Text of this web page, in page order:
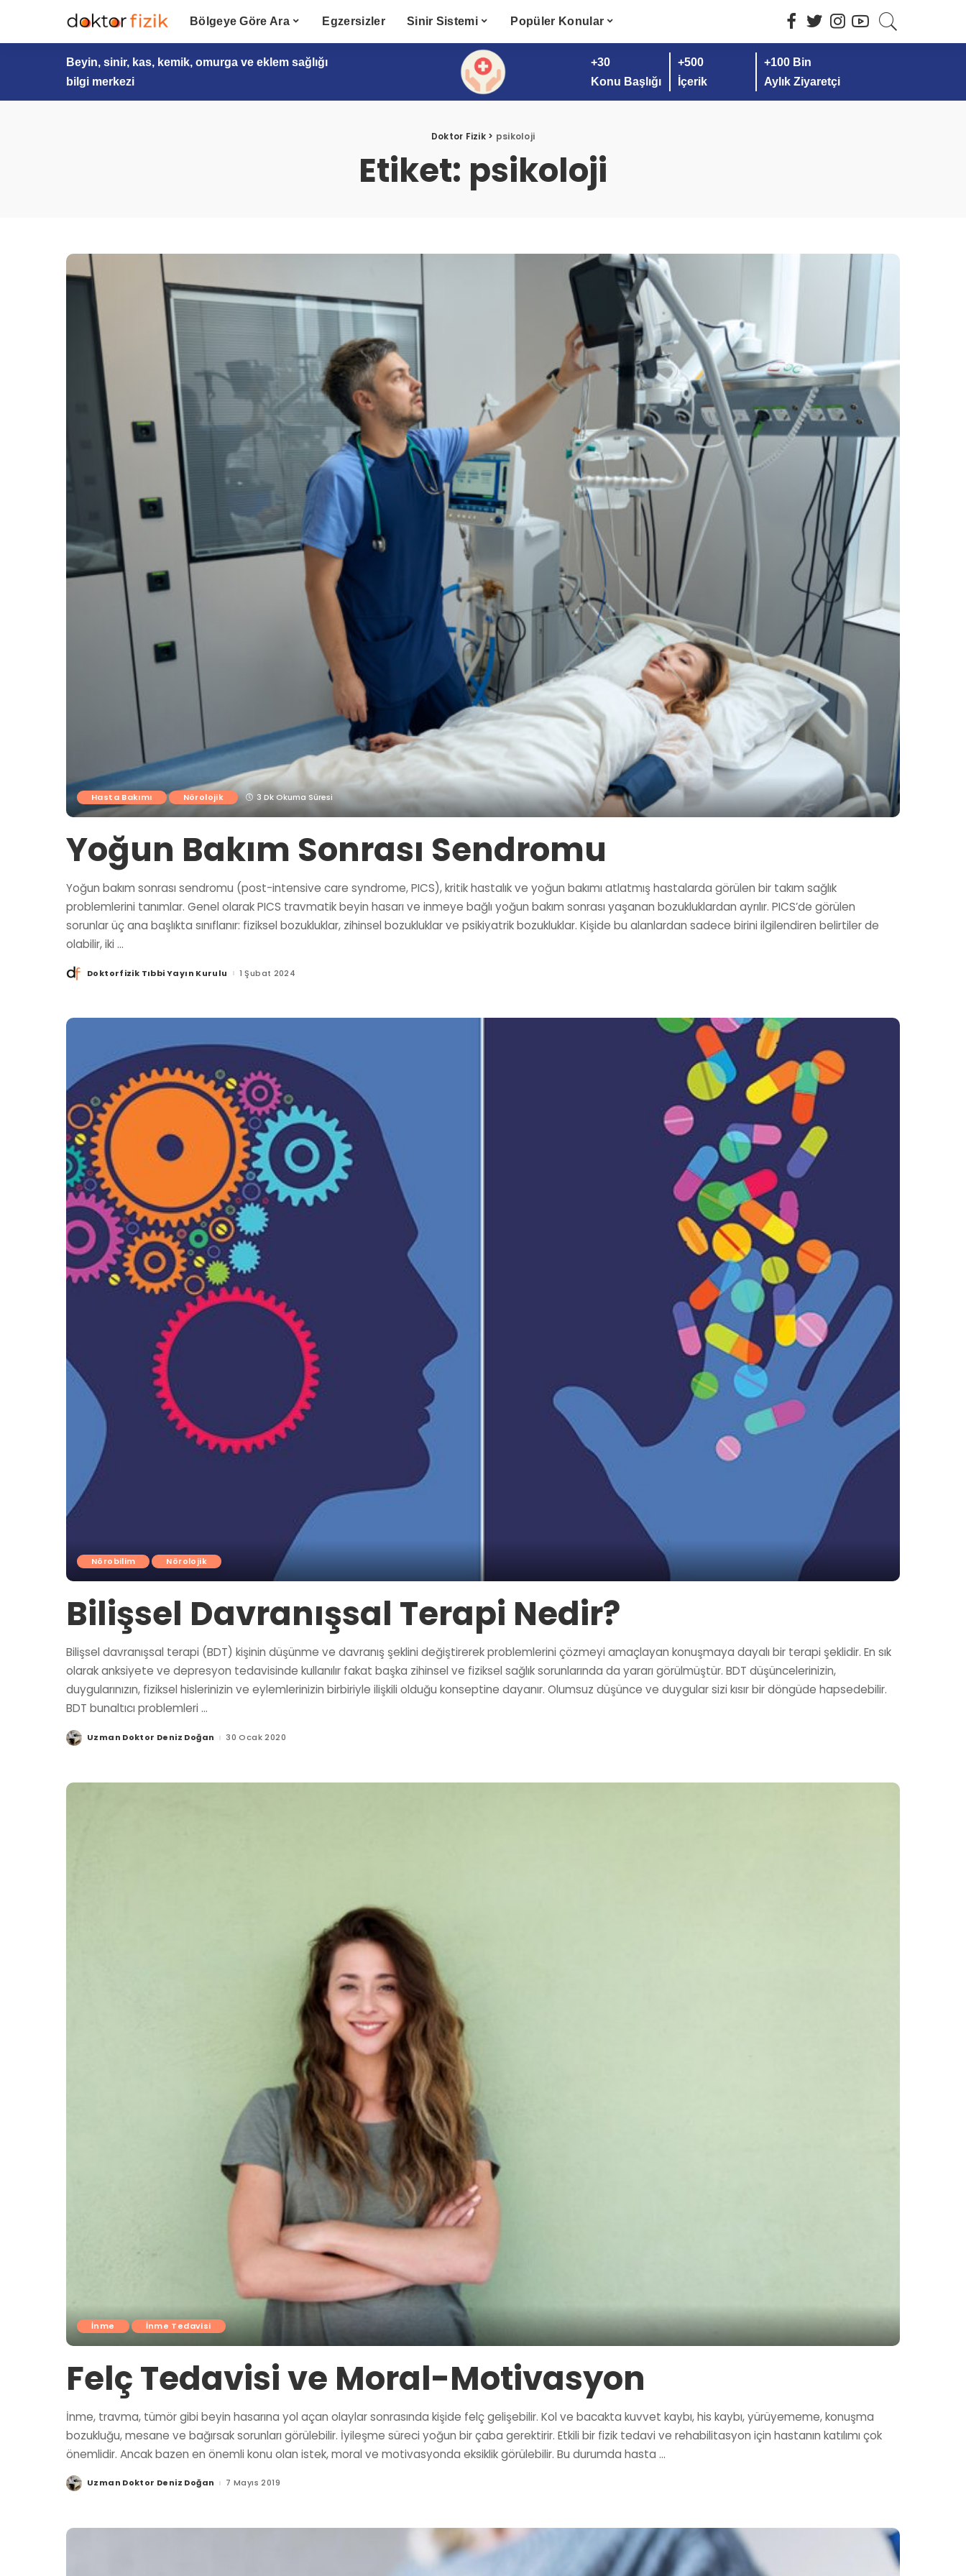
Bölgeye Göre Ara Egzersizler Sinir Sistemi Popüler Konular
Beyin, sinir, kas, kemik, omurga ve eklem sağlığı
bilgi merkezi
+30
Konu Başlığı
+500
İçerik
+100 Bin
Aylık Ziyaretçi
Doktor Fizik > psikoloji
Etiket: psikoloji
Hasta Bakımı Nörolojik 3 Dk Okuma Süresi
Yoğun Bakım Sonrası Sendromu
Yoğun bakım sonrası sendromu (post-intensive care syndrome, PICS), kritik hastalık ve yoğun bakımı atlatmış hastalarda görülen bir takım sağlık
problemlerini tanımlar. Genel olarak PICS travmatik beyin hasarı ve inmeye bağlı yoğun bakım sonrası yaşanan bozukluklardan ayrılır. PICS’de görülen
sorunlar üç ana başlıkta sınıflanır: fiziksel bozukluklar, zihinsel bozukluklar ve psikiyatrik bozukluklar. Kişide bu alanlardan sadece birini ilgilendiren belirtiler de
olabilir, iki ...
Posted
by
Doktorfizik Tıbbi Yayın Kurulu 1 Şubat 2024
Nörobilim Nörolojik
Bilişsel Davranışsal Terapi Nedir?
Bilişsel davranışsal terapi (BDT) kişinin düşünme ve davranış şeklini değiştirerek problemlerini çözmeyi amaçlayan konuşmaya dayalı bir terapi şeklidir. En sık
olarak anksiyete ve depresyon tedavisinde kullanılır fakat başka zihinsel ve fiziksel sağlık sorunlarında da yararı görülmüştür. BDT düşüncelerinizin,
duygularınızın, fiziksel hislerinizin ve eylemlerinizin birbiriyle ilişkili olduğu konseptine dayanır. Olumsuz düşünce ve duygular sizi kısır bir döngüde hapsedebilir.
BDT bunaltıcı problemleri ...
Posted
by
Uzman Doktor Deniz Doğan 30 Ocak 2020
İnme İnme Tedavisi
Felç Tedavisi ve Moral-Motivasyon
İnme, travma, tümör gibi beyin hasarına yol açan olaylar sonrasında kişide felç gelişebilir. Kol ve bacakta kuvvet kaybı, his kaybı, yürüyememe, konuşma
bozukluğu, mesane ve bağırsak sorunları görülebilir. İyileşme süreci yoğun bir çaba gerektirir. Etkili bir fizik tedavi ve rehabilitasyon için hastanın katılımı çok
önemlidir. Ancak bazen en önemli konu olan istek, moral ve motivasyonda eksiklik görülebilir. Bu durumda hasta ...
Posted
by
Uzman Doktor Deniz Doğan 7 Mayıs 2019